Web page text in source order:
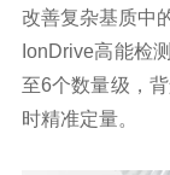
改善复杂基质中
IonDrive高能检
至6个数量级，
时精准定量。